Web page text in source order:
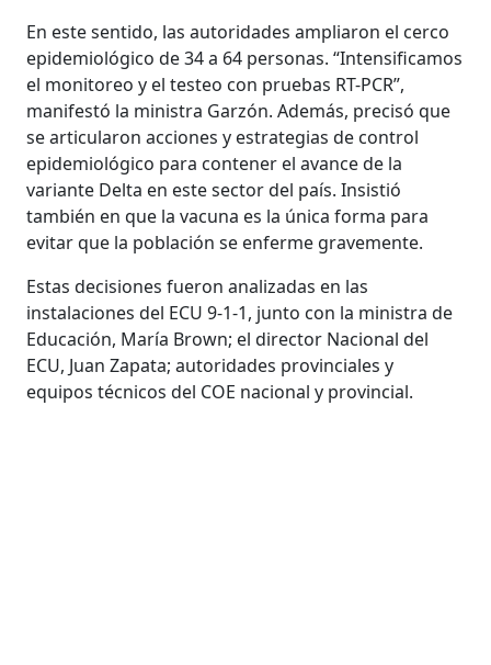
En este sentido, las autoridades ampliaron el cerco
epidemiológico de 34 a 64 personas. “Intensificamos
el monitoreo y el testeo con pruebas RT-PCR”,
manifestó la ministra Garzón. Además, precisó que
se articularon acciones y estrategias de control
epidemiológico para contener el avance de la
variante Delta en este sector del país. Insistió
también en que la vacuna es la única forma para
evitar que la población se enferme gravemente.
Estas decisiones fueron analizadas en las
instalaciones del ECU 9-1-1, junto con la ministra de
Educación, María Brown; el director Nacional del
ECU, Juan Zapata; autoridades provinciales y
equipos técnicos del COE nacional y provincial.